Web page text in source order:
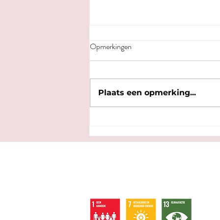
nieuwe ogen
Opmerkingen
Plaats een opmerking...